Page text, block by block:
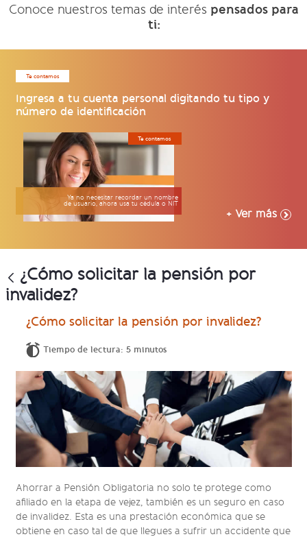
Conoce nuestros temas de interés pensados para
ti:
Te contamos
Ya no necesitar recordar un nombre
de usuario, ahora usa tu cédula o NIT
Te contamos
Ingresa a tu cuenta personal digitando tu tipo y
número de identificación
+ Ver más
¿Cómo solicitar la pensión por
invalidez?
¿Cómo solicitar la pensión por invalidez?
Tiempo de lectura: 5 minutos
Ahorrar a Pensión Obligatoria no solo te protege como
afiliado en la etapa de vejez, también es un seguro en caso
de invalidez. Esta es una prestación económica que se
obtiene en caso tal de que llegues a sufrir un accidente que